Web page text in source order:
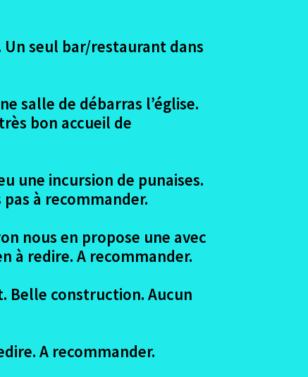
Un seul bar/restaurant dans
salle de débarras l’église.
bon accueil de
une incursion de punaises.
à recommander.
nous en propose une avec
à redire. A recommander.
Belle construction. Aucun
A recommander.